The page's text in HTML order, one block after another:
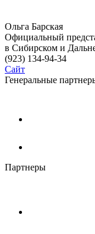
Ольга Барская
Официальный
в Сибирском и
(923) 134-94-34
Сайт
Генеральные
Партнеры